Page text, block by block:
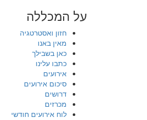
על המכללה
חזון ואסטרטגיה
מאין באנו
כאן בשבילך
כתבו עלינו
אירועים
סיכום אירועים
דרושים
מכרזים
לוח אירועים חודשי